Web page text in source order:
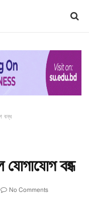
বন্ধ
বন্ধ
No Comments